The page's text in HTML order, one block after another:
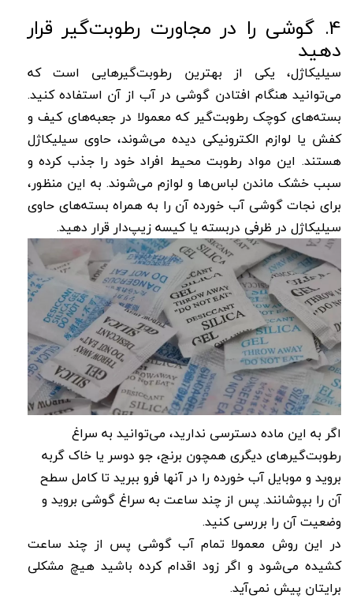
4. گوشی را در مجاورت رطوبت‌گیر قرار
دهید
سیلیکاژل، یکی از بهترین رطوبت‌گیرهایی است که
می‌توانید هنگام افتادن گوشی در آب از آن استفاده کنید.
بسته‌های کوچک رطوبت‌گیر که معمولا در جعبه‌های کیف و
کفش یا لوازم الکترونیکی دیده می‌شوند، حاوی سیلیکاژل
هستند. این مواد رطوبت محیط افراد خود را جذب کرده و
سبب خشک ماندن لباس‌ها و لوازم می‌شوند. به این منظور،
برای نجات گوشی آب خورده آن را به همراه بسته‌های حاوی
سیلیکاژل در ظرفی دربسته یا کیسه زیپ‌دار قرار دهید.
اگر به این ماده دسترسی ندارید، می‌توانید به سراغ
رطوبت‌گیرهای دیگری همچون برنج، جو دوسر یا خاک گربه
بروید و موبایل آب خورده را در آنها فرو ببرید تا کامل سطح
آن را بپوشانند. پس از چند ساعت به سراغ گوشی بروید و
وضعیت آن را بررسی کنید.
در این روش معمولا تمام آب گوشی پس از چند ساعت
کشیده می‌شود و اگر زود اقدام کرده باشید هیچ مشکلی
برایتان پیش نمی‌آید.